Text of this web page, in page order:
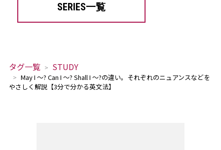
SERIES一覧
タグ一覧 STUDY
May I ～? Can I ～? Shall I ～?の違い。それぞれのニュアンスなどを
やさしく解説【3分で分かる英文法】